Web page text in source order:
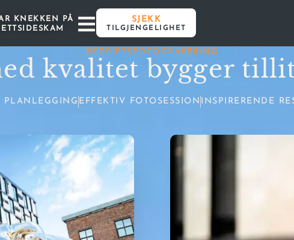
KNEKKEN PÅ
SJEKK
TILGJENGELIGHET
BEDRIFTSFOTOGRAFERING
kvalitet bygger
PLANLEGGING EFFEKTIV FOTOSESSION INSPIRERENDE